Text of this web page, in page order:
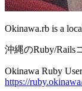
Okinawa.rb is a
沖縄のRuby/Rails
Okinawa Ruby
https://